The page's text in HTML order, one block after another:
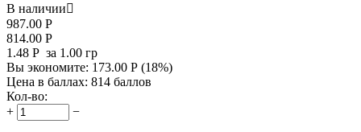
В наличии
987.00 Р
814.00 Р
1.48 Р за 1.00 гр
Вы экономите: 173.00 Р (18%)
Цена в баллах: 814 баллов
Кол-во:
+
−